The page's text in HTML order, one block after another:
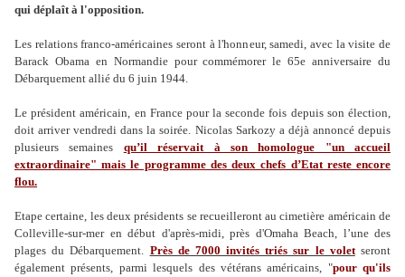
qui déplaît à l'opposition.
Les relations franco-américaines seront à l'honneur, samedi, avec la visite de
Barack Obama en Normandie pour commémorer le 65e anniversaire du
Débarquement allié du 6 juin 1944.
Le président américain, en France pour la seconde fois depuis son élection,
doit arriver vendredi dans la soirée. Nicolas Sarkozy a déjà annoncé depuis
plusieurs semaines qu’il réservait à son homologue "un accueil
extraordinaire" mais le programme des deux chefs d’Etat reste encore
flou.
Etape certaine, les deux présidents se recueilleront au cimetière américain de
Colleville-sur-mer en début d'après-midi, près d'Omaha Beach, l’une des
plages du Débarquement. Près de 7000 invités triés sur le voletseront
également présents, parmi lesquels des vétérans américains, "pour qu'ils